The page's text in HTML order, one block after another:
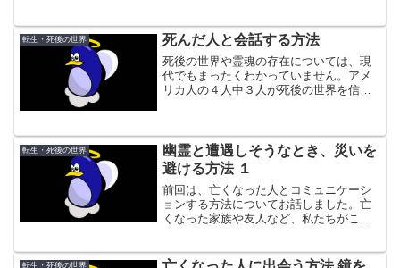
す。
転生・死後の世界 死んだ人と会話する方法
死後の世界や霊魂の存在については、現
代でもまったくわかっていません。アメ
リカ人の４人中３人が死後の世界を信じ
あります。
転生・死後の世界
幽霊と遭遇しそうなとき、災いを
避ける方法 １
前回は、亡くなった人とコミュニケーシ
ョンする方法についてお話しました。亡
くなった家族や友人など、私たちがこち
いですよね。「なんか幽霊が出そう」と
転生・死後の世界